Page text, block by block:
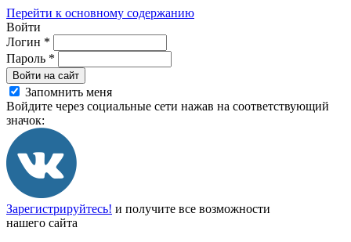
Перейти к основному содержанию
Войти
Логин *
Пароль *
Войти на сайт
Запомнить меня
Войдите через социальные сети нажав на соответствующий
значок:
Зарегистрируйтесь! и получите все возможности
нашего сайта